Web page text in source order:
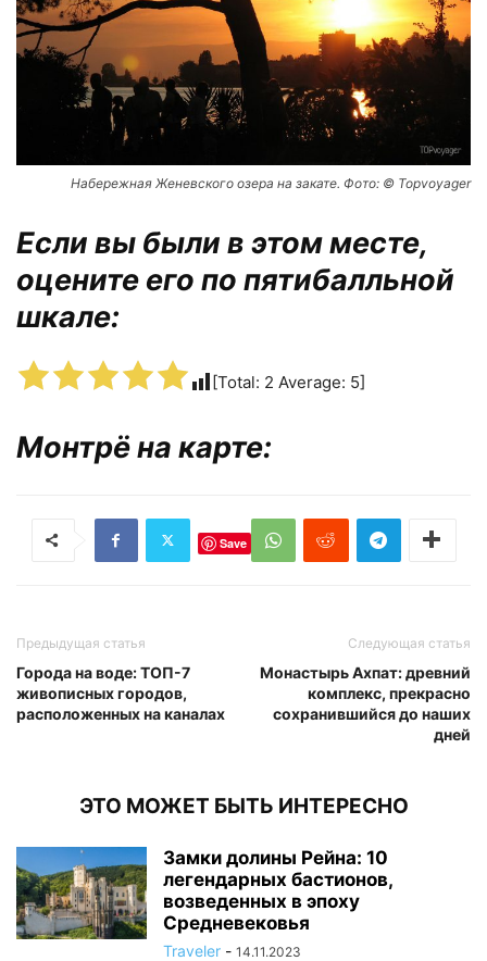
Набережная Женевского озера на закате. Фото: © Topvoyager
Если вы были в этом месте,
оцените его по пятибалльной
шкале:
[Total: 2 Average: 5]
Монтрё на карте:
Save
Предыдущая статья
Города на воде: ТОП-7
живописных городов,
расположенных на каналах
Следующая статья
Монастырь Ахпат: древний
комплекс, прекрасно
сохранившийся до наших
дней
ЭТО МОЖЕТ БЫТЬ ИНТЕРЕСНО
Замки долины Рейна: 10
легендарных бастионов,
возведенных в эпоху
Средневековья
Traveler - 14.11.2023